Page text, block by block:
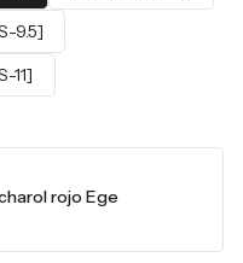
9.5]
11]
rojo Ege